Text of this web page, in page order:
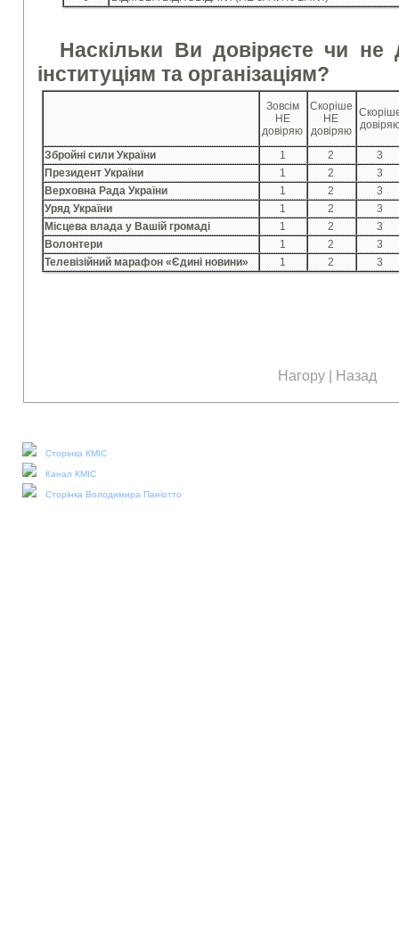
Наскільки Ви довіряєте чи не
інституціям та організаціям?
Зовсім
НЕ
довіряю
Скоріше
НЕ
довіряю
Збройні сили України 1 2
3
Президент України
1 2
3
Верховна Рада України
1 2
3
Уряд України
1 2
3
Місцева влада у Вашій громаді
1 2
3
Волонтери
1 2
3
Телевізійний марафон «Єдині новини»
1 2 3
Нагору | Назад
Сторінка КМІС
Канал КМІС
Сторінка Володимира Паніотто